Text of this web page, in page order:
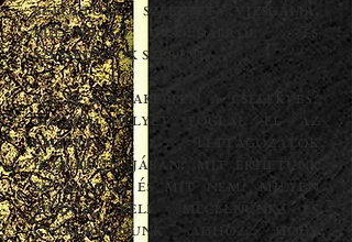
betöltött szerepét vizsgálja,
különböző oldalról és
szempontok szerint.
Mi is voltaképpen a cselekvés?
Milyen helyet foglal el az
emberi léttagozatok
hierarchiájában? Mit érhetünk
el általa, és mit nem? Milyen
módon kell megélnünk és
gyakorolnunk ahhoz, hogy